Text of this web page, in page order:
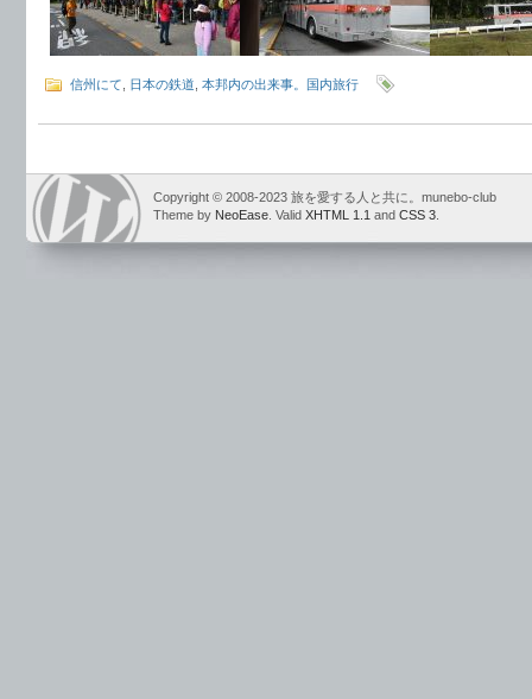
信州にて 日本の鉄道 本邦内の出来事。国内旅行
Copyright © 2008-2023 旅を愛する人と共に。munebo-club
Theme by NeoEase . Valid XHTML 1.1 and CSS 3